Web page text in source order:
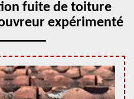
fuite de toiture
expérimenté